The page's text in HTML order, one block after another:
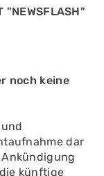
"NEWSFLASH"
noch keine
dar
künftige